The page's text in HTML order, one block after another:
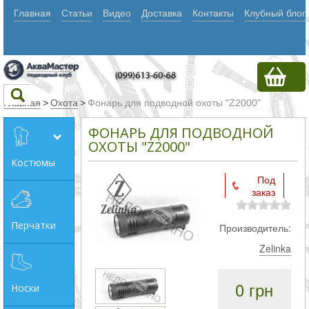
Главная Статьи Видео Доставка Контакты Клубный блог
Текст
Искать
Любое из
слов
слова
Точное
Главная >Охота > Фонарь для подводной охоты "Z2000"
Костюмы
Перчатки
Носки
ФОНАРЬ ДЛЯ ПОДВОДНОЙ
ОХОТЫ "Z2000"
Под
заказ
Производитель:
Zelinka
0 грн